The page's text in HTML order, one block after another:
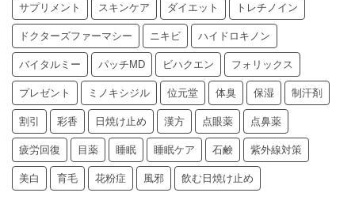
サプリメント スキンケア ダイエット トレチノイン
ドクターズファーマシー ニキビ ハイドロキノン
バイタルミー パッチMD ビハクエン フォリックス
プレゼント ミノキシジル 位元堂 体臭 保湿 制汗剤
割引 彩香 日焼け止め 漢方 点眼薬 点鼻薬
疲労回復 目薬 睡眠 睡眠ケア 石鹸 紫外線対策
美白 育毛 花粉症 風邪 飲む日焼け止め